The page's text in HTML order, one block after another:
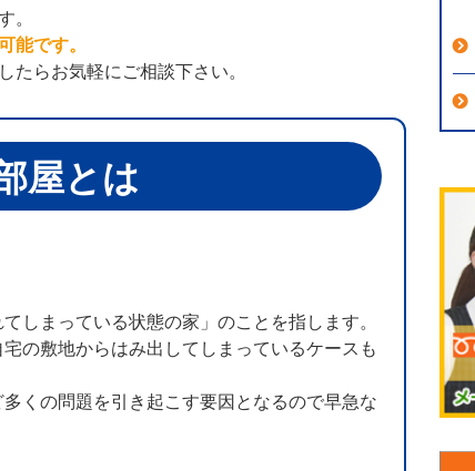
です。
らお気軽にご相談下さい。
屋とは
しまっている状態の家」のことを指します。
の敷地からはみ出してしまっているケースも
くの問題を引き起こす要因となるので早急な